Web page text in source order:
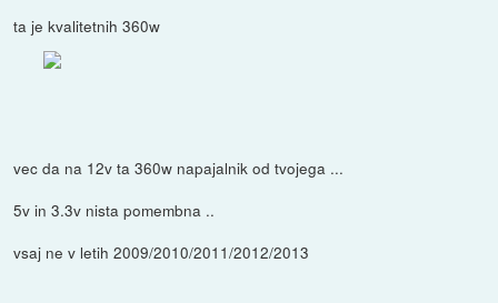
ta je kvalitetnih 360w
vec da na 12v ta 360w napajalnik od tvojega ...
5v in 3.3v nista pomembna ..
vsaj ne v letih 2009/2010/2011/2012/2013